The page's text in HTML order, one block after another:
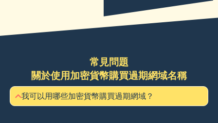
常見問題
關於使用加密貨幣購買過期網域名稱
我可以用哪些加密貨幣購買過期網域？